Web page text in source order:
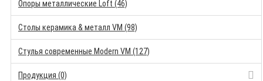
Опоры металлические Loft (46)
Столы керамика & металл VM (98)
Стулья современные Modern VM (127)
Продукция (0)